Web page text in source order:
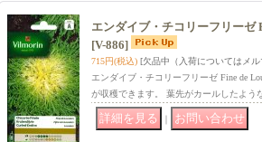
エンダイブ・チコリーフリーゼ
[V-886]
715円(税込) [欠品中（入荷についてはメ
エンダイブ・チコリーフリーゼ Fine de
が収穫できます。 葉先がカールしたよう